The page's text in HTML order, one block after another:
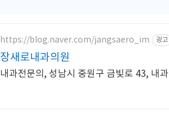
https://blog.naver.com/jangsaero_im 광고
장새로내과의원
내과전문의, 성남시 중원구 금빛로 43, 내과